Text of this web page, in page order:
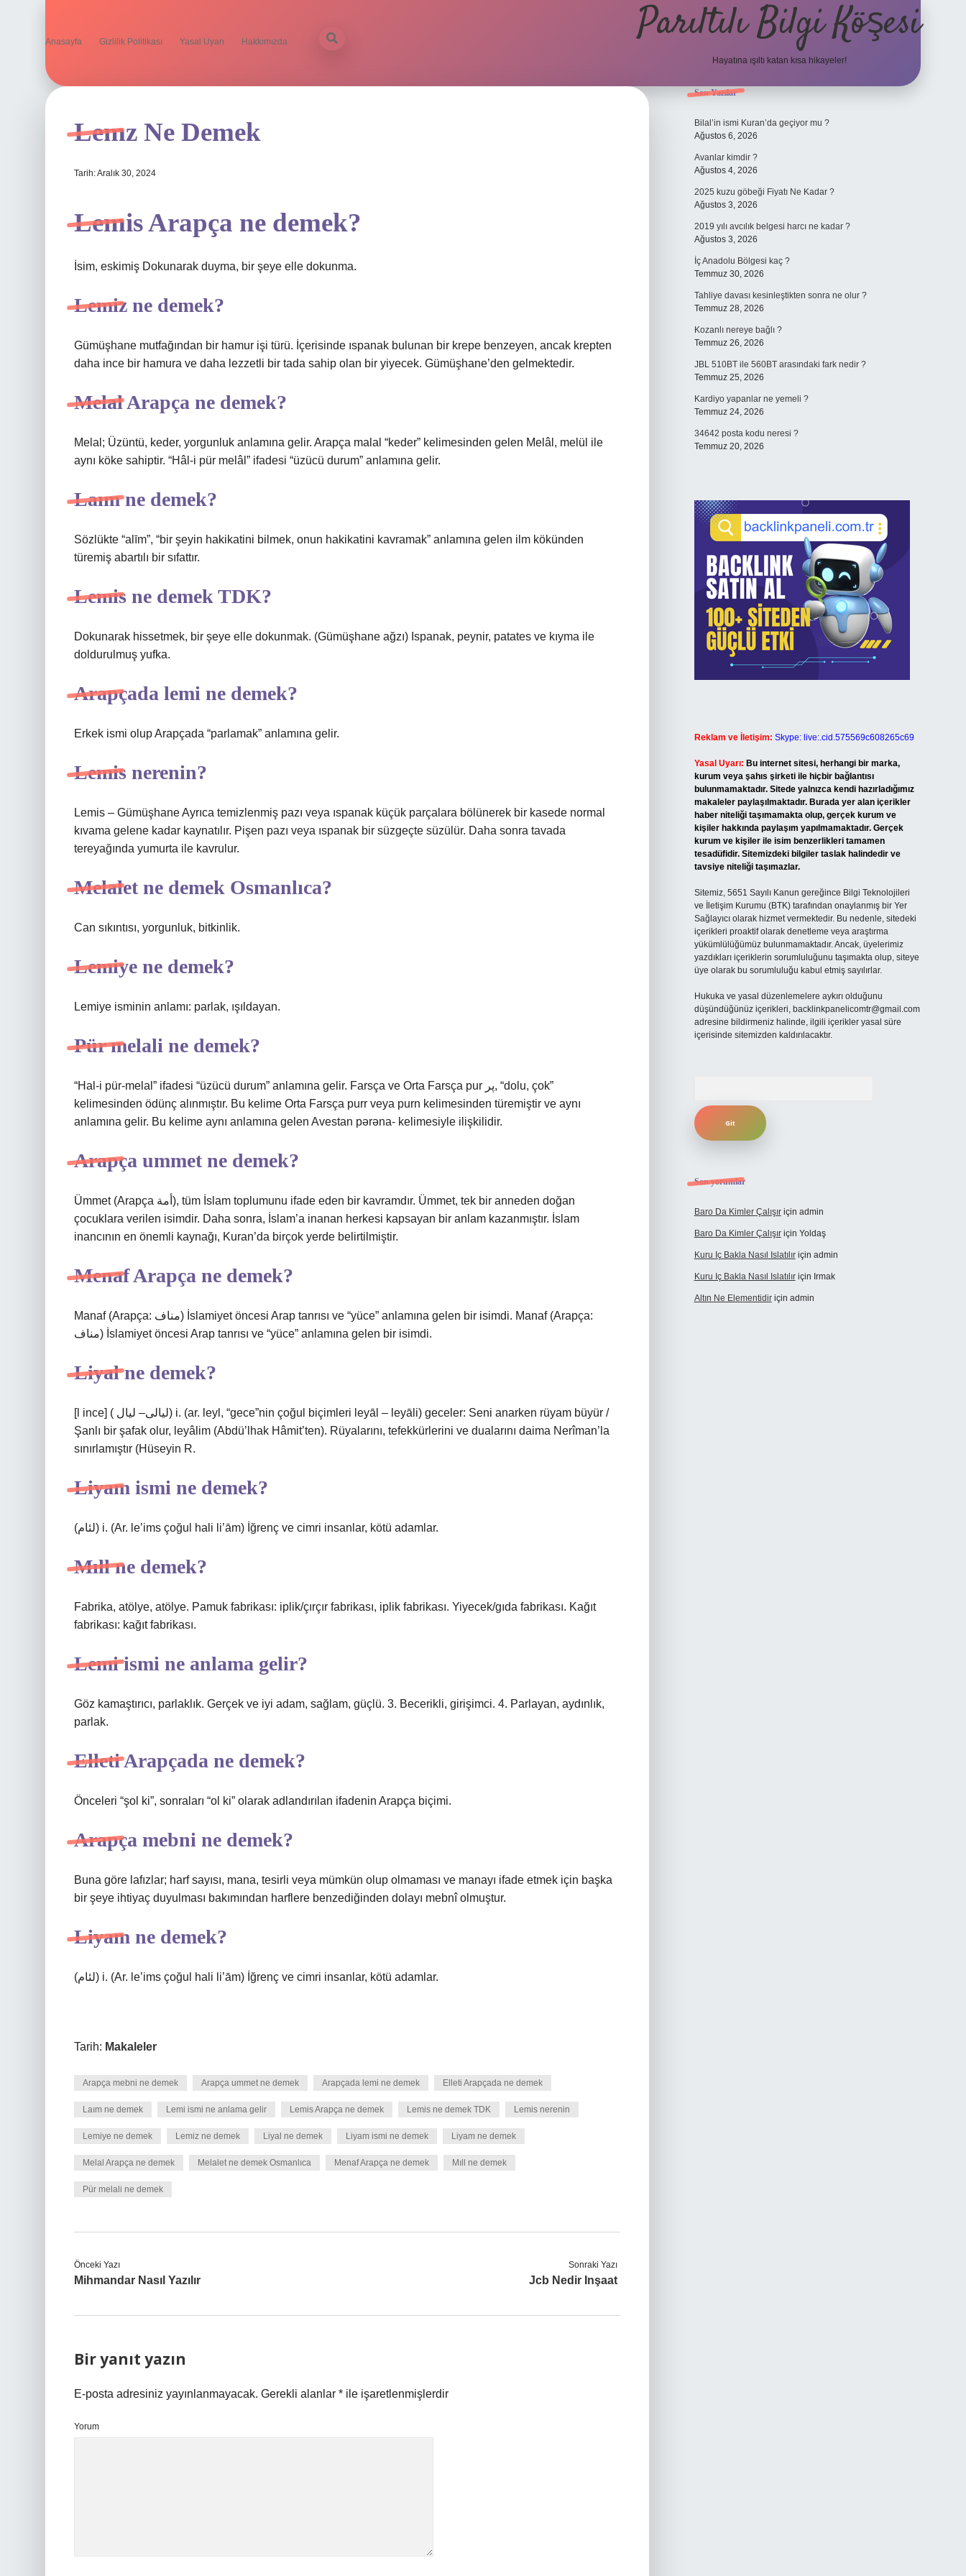
Anasayfa Gizlilik Politikası Yasal Uyarı Hakkımızda Parıltılı Bilgi Köşesi
Hayatına ışıltı katan kısa hikayeler!
Lemz Ne Demek
Tarih: Aralık 30, 2024
Lemis Arapça ne demek?
İsim, eskimiş Dokunarak duyma, bir şeye elle dokunma.
Lemiz ne demek?
Gümüşhane mutfağından bir hamur işi türü. İçerisinde ıspanak bulunan bir krepe benzeyen, ancak krepten
daha ince bir hamura ve daha lezzetli bir tada sahip olan bir yiyecek. Gümüşhane’den gelmektedir.
Melal Arapça ne demek?
Melal; Üzüntü, keder, yorgunluk anlamına gelir. Arapça malal “keder” kelimesinden gelen Melâl, melül ile
aynı köke sahiptir. “Hâl-i pür melâl” ifadesi “üzücü durum” anlamına gelir.
Laım ne demek?
Sözlükte “alīm”, “bir şeyin hakikatini bilmek, onun hakikatini kavramak” anlamına gelen ilm kökünden
türemiş abartılı bir sıfattır.
Lemis ne demek TDK?
Dokunarak hissetmek, bir şeye elle dokunmak. (Gümüşhane ağzı) Ispanak, peynir, patates ve kıyma ile
doldurulmuş yufka.
Arapçada lemi ne demek?
Erkek ismi olup Arapçada “parlamak” anlamına gelir.
Lemis nerenin?
Lemis – Gümüşhane Ayrıca temizlenmiş pazı veya ıspanak küçük parçalara bölünerek bir kasede normal
kıvama gelene kadar kaynatılır. Pişen pazı veya ıspanak bir süzgeçte süzülür. Daha sonra tavada
tereyağında yumurta ile kavrulur.
Melalet ne demek Osmanlıca?
Can sıkıntısı, yorgunluk, bitkinlik.
Lemiye ne demek?
Lemiye isminin anlamı: parlak, ışıldayan.
Pür melali ne demek?
“Hal-i pür-melal” ifadesi “üzücü durum” anlamına gelir. Farsça ve Orta Farsça pur پر, “dolu, çok”
kelimesinden ödünç alınmıştır. Bu kelime Orta Farsça purr veya purn kelimesinden türemiştir ve aynı
anlamına gelir. Bu kelime aynı anlamına gelen Avestan pərəna- kelimesiyle ilişkilidir.
Arapça ummet ne demek?
Ümmet (Arapça أمة), tüm İslam toplumunu ifade eden bir kavramdır. Ümmet, tek bir anneden doğan
çocuklara verilen isimdir. Daha sonra, İslam’a inanan herkesi kapsayan bir anlam kazanmıştır. İslam
inancının en önemli kaynağı, Kuran’da birçok yerde belirtilmiştir.
Menaf Arapça ne demek?
Manaf (Arapça: مناف‎) İslamiyet öncesi Arap tanrısı ve “yüce” anlamına gelen bir isimdi. Manaf (Arapça:
مناف‎) İslamiyet öncesi Arap tanrısı ve “yüce” anlamına gelen bir isimdi.
Liyal ne demek?
[l ince] ( ﻟﻴﺎﻟﻰ– ﻟﻴﺎﻝ) i. (ar. leyl, “gece”nin çoğul biçimleri leyāl – leyālі) geceler: Seni anarken rüyam büyür /
Şanlı bir şafak olur, leyâlim (Abdü’lhak Hâmit’ten). Rüyalarını, tefekkürlerini ve dualarını daima Nerîman’la
sınırlamıştır (Hüseyin R.
Liyam ismi ne demek?
(ﻟﺌﺎﻡ) i. (Ar. le’іms çoğul hali li’ām) İğrenç ve cimri insanlar, kötü adamlar.
Mıll ne demek?
Fabrika, atölye, atölye. Pamuk fabrikası: iplik/çırçır fabrikası, iplik fabrikası. Yiyecek/gıda fabrikası. Kağıt
fabrikası: kağıt fabrikası.
Lemi ismi ne anlama gelir?
Göz kamaştırıcı, parlaklık. Gerçek ve iyi adam, sağlam, güçlü. 3. Becerikli, girişimci. 4. Parlayan, aydınlık,
parlak.
Elleti Arapçada ne demek?
Önceleri “şol ki”, sonraları “ol ki” olarak adlandırılan ifadenin Arapça biçimi.
Arapça mebni ne demek?
Buna göre lafızlar; harf sayısı, mana, tesirli veya mümkün olup olmaması ve manayı ifade etmek için başka
bir şeye ihtiyaç duyulması bakımından harflere benzediğinden dolayı mebnî olmuştur.
Liyam ne demek?
(ﻟﺌﺎﻡ) i. (Ar. le’іms çoğul hali li’ām) İğrenç ve cimri insanlar, kötü adamlar.
Tarih: Makaleler
Arapça mebni ne demek Arapça ummet ne demek Arapçada lemi ne demek Elleti Arapçada ne demek
Laım ne demek Lemi ismi ne anlama gelir Lemis Arapça ne demek Lemis ne demek TDK Lemis nerenin
Lemiye ne demek Lemiz ne demek Liyal ne demek Liyam ismi ne demek Liyam ne demek
Melal Arapça ne demek Melalet ne demek Osmanlıca Menaf Arapça ne demek Mıll ne demek
Pür melali ne demek
Önceki Yazı
Mihmandar Nasıl Yazılır
Sonraki Yazı
Jcb Nedir Inşaat
Bir yanıt yazın
E-posta adresiniz yayınlanmayacak. Gerekli alanlar * ile işaretlenmişlerdir
Yorum
Sidebar
Son Yazılar
Bilal’in ismi Kuran’da geçiyor mu ?
Ağustos 6, 2026
Avanlar kimdir ?
Ağustos 4, 2026
2025 kuzu göbeği Fiyatı Ne Kadar ?
Ağustos 3, 2026
2019 yılı avcılık belgesi harcı ne kadar ?
Ağustos 3, 2026
İç Anadolu Bölgesi kaç ?
Temmuz 30, 2026
Tahliye davası kesinleştikten sonra ne olur ?
Temmuz 28, 2026
Kozanlı nereye bağlı ?
Temmuz 26, 2026
JBL 510BT ile 560BT arasındaki fark nedir ?
Temmuz 25, 2026
Kardiyo yapanlar ne yemeli ?
Temmuz 24, 2026
34642 posta kodu neresi ?
Temmuz 20, 2026
Reklam ve İletişim: Skype: live:.cid.575569c608265c69
Yasal Uyarı: Bu internet sitesi, herhangi bir marka,
kurum veya şahıs şirketi ile hiçbir bağlantısı
bulunmamaktadır. Sitede yalnızca kendi hazırladığımız
makaleler paylaşılmaktadır. Burada yer alan içerikler
haber niteliği taşımamakta olup, gerçek kurum ve
kişiler hakkında paylaşım yapılmamaktadır. Gerçek
kurum ve kişiler ile isim benzerlikleri tamamen
tesadüfidir. Sitemizdeki bilgiler taslak halindedir ve
tavsiye niteliği taşımazlar.
Sitemiz, 5651 Sayılı Kanun gereğince Bilgi Teknolojileri
ve İletişim Kurumu (BTK) tarafından onaylanmış bir Yer
Sağlayıcı olarak hizmet vermektedir. Bu nedenle, sitedeki
içerikleri proaktif olarak denetleme veya araştırma
yükümlülüğümüz bulunmamaktadır. Ancak, üyelerimiz
yazdıkları içeriklerin sorumluluğunu taşımakta olup, siteye
üye olarak bu sorumluluğu kabul etmiş sayılırlar.
Hukuka ve yasal düzenlemelere aykırı olduğunu
düşündüğünüz içerikleri, backlinkpanelicomtr@gmail.com
adresine bildirmeniz halinde, ilgili içerikler yasal süre
içerisinde sitemizden kaldırılacaktır.
Son yorumlar
Baro Da Kimler Çalışıriçin admin
Baro Da Kimler Çalışıriçin Yoldaş
Kuru Iç Bakla Nasıl Islatılıriçin admin
Kuru Iç Bakla Nasıl Islatılıriçin Irmak
Altın Ne Elementidiriçin admin